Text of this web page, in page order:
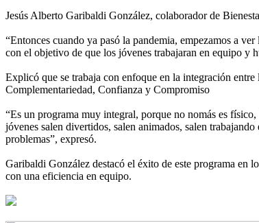
Jesús Alberto Garibaldi González, colaborador de
“Entonces cuando ya pasó la pandemia, empezamos a
con el objetivo de que los jóvenes trabajaran en equipo y
Explicó que se trabaja con enfoque en la integración
Complementariedad, Confianza y Compromiso
“Es un programa muy integral, porque no nomás es
jóvenes salen divertidos, salen animados, salen
problemas”, expresó.
Garibaldi González destacó el éxito de este programa en
con una eficiencia en equipo.